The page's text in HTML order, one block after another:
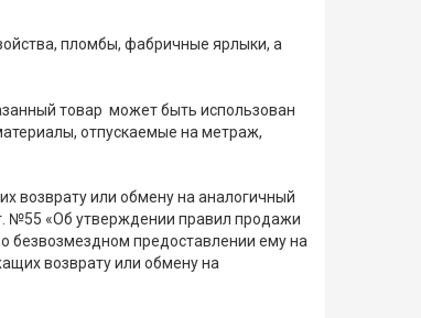
пломбы, фабричные ярлыки, а
товар может быть использован
отпускаемые на метраж,
возврату или обмену на аналогичный
№55 «Об утверждении правил продажи
безвозмездном предоставлении ему на
возврату или обмену на